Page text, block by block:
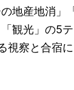
地産地消」
観光」の5
視察と合宿